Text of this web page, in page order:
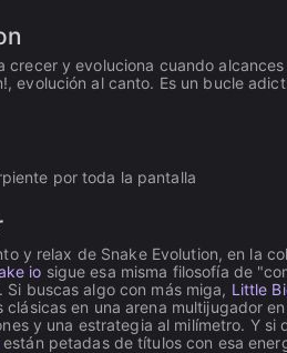
crecer y evoluciona cuando
evolución al canto. Es un bucle
por toda la pantalla
y relax de Snake Evolution, en la
io sigue esa misma filosofía de
buscas algo con más miga, Little
en una arena multijugador
y una estrategia al milímetro. Y
petadas de títulos con esa